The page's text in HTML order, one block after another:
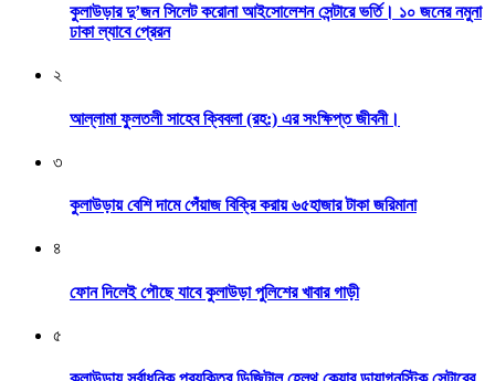
কুলাউড়ার দু’জন সিলেট করোনা আইসোলেশন সেন্টারে ভর্তি। ১০ জনের নমুনা
ঢাকা ল্যাবে প্রেরন
২
আল্লামা ফুলতলী সাহেব ক্বিবলা (রহ:) এর সংক্ষিপ্ত জীবনী।
৩
কুলাউড়ায় বেশি দামে পেঁয়াজ বিক্রি করায় ৬৫হাজার টাকা জরিমানা
৪
ফোন দিলেই পৌছে যাবে কুলাউড়া পুলিশের খাবার গাড়ী
৫